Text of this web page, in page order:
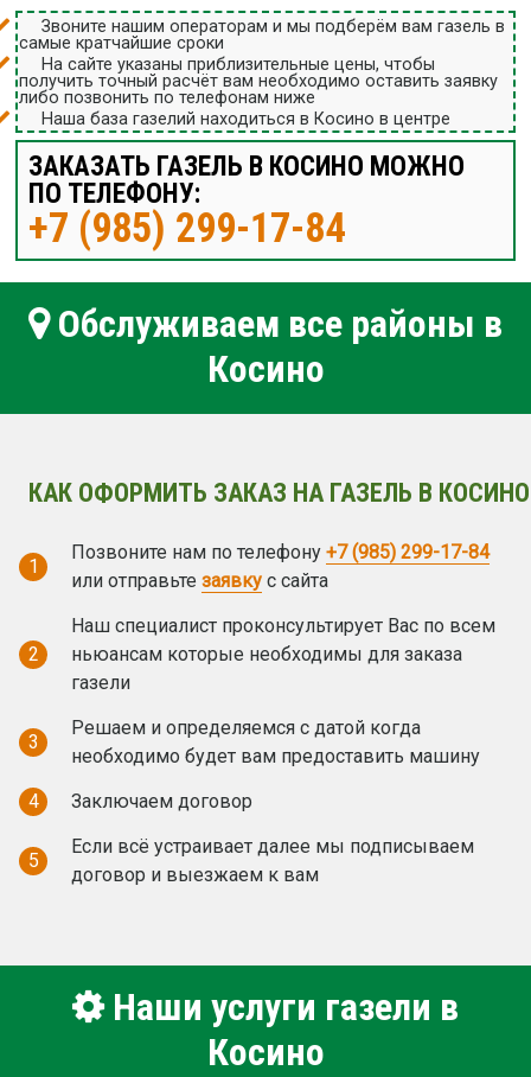
Звоните нашим операторам и мы подберём вам газель в
самые кратчайшие сроки
На сайте указаны приблизительные цены, чтобы
получить точный расчёт вам необходимо оставить заявку
либо позвонить по телефонам ниже
Наша база газелий находиться в Косино в центре
ЗАКАЗАТЬ ГАЗЕЛЬ В КОСИНО МОЖНО
ПО ТЕЛЕФОНУ:
+7 (985) 299-17-84
Обслуживаем все районы в
Косино
КАК ОФОРМИТЬ ЗАКАЗ НА ГАЗЕЛЬ В
1
Позвоните нам по телефону +7 (985) 299-17-84
или отправьте заявку с сайта
2
Наш специалист проконсультирует Вас по всем
ньюансам которые необходимы для заказа
газели
3
Решаем и определяемся с датой когда
необходимо будет вам предоставить машину
4
Заключаем договор
5
Если всё устраивает далее мы подписываем
договор и выезжаем к вам
Наши услуги газели в
Косино